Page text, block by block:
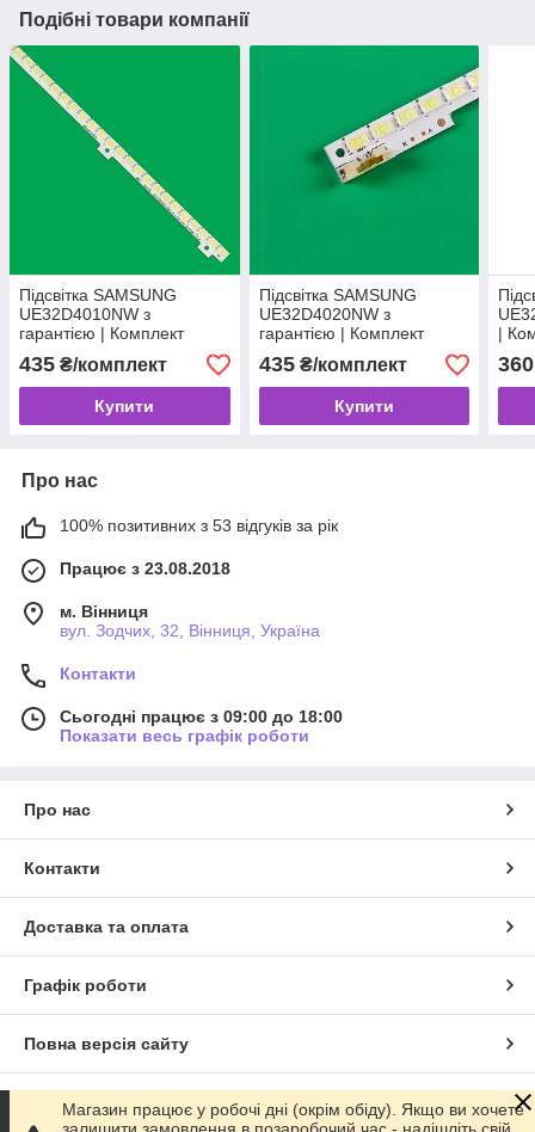
Подібні товари компанії
Підсвітка SAMSUNG
UE32D4010NW з
гарантією | Комплект
435 ₴/комплект
Купити
Підсвітка SAMSUNG
UE32D4020NW з
гарантією | Комплект
435₴/комплект
Купити
|
360
Про нас
100% позитивних з 53 відгуків за рік
Працює з 23.08.2018
м. Вінниця
вул. Зодчих, 32, Вінниця, Україна
Контакти
Сьогодні працює з 09:00 до 18:00
Показати весь графік роботи
Про нас
Контакти
Доставка та оплата
Графік роботи
Повна версія сайту
Сайт створено на маркетплейсіProm.ua
Магазин працює у робочі дні (окрім обіду). Якщо ви хочете